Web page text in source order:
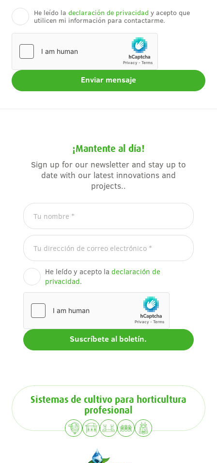
He leído la declaración de privacidad y acepto que
utilicen mi información para contactarme.
¡Mantente al día!
Sign up for our newsletter and stay up to
date with our latest innovations and
projects..
He leído y acepto la declaración de
privacidad.
Sistemas de cultivo para horticultura
profesional